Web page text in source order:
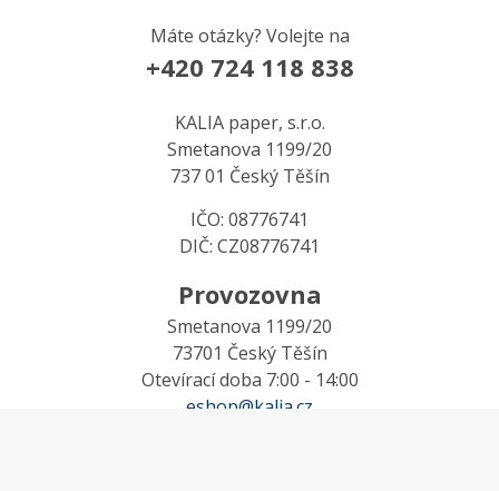
Máte otázky? Volejte na
+420 724 118 838
KALIA paper, s.r.o.
Smetanova 1199/20
737 01 Český Těšín
IČO: 08776741
DIČ: CZ08776741
Provozovna
Smetanova 1199/20
73701 Český Těšín
Otevírací doba 7:00 - 14:00
eshop@kalia.cz